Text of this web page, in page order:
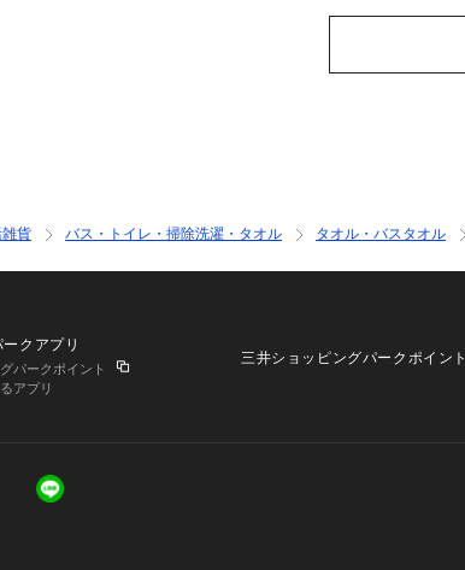
貨 バス・トイレ・掃除洗濯・タオル タオル・バスタオル
クアプリ
パークポイント
アプリ
三井ショッピングパークポイント